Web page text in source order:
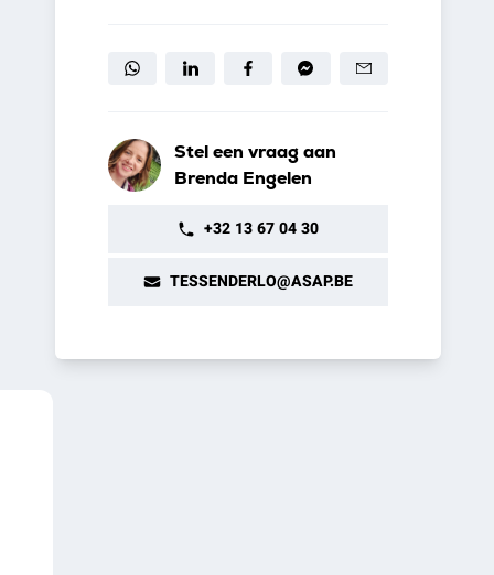
Stel een vraag aan
Brenda Engelen
+32 13 67 04 30
TESSENDERLO@ASAP.BE